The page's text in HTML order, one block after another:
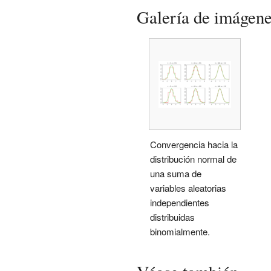
Galería de
Convergencia hacia la
distribución normal de
una suma de
variables aleatorias
independientes
distribuidas
binomialmente.